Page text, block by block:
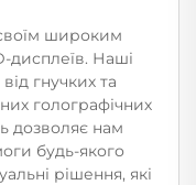
широким
дисплеїв. Наші
гнучких та
голографічних
дозволяє нам
будь-якого
рішення, які